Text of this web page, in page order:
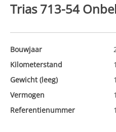
Trias 713-54
Bouwjaar
Kilometerstand
Gewicht (leeg)
Vermogen
Referentienummer